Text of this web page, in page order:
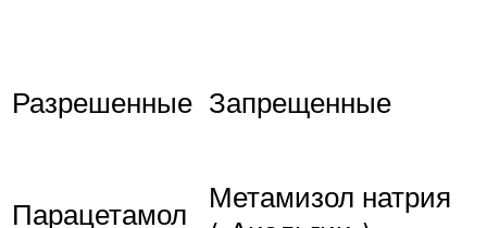
Разрешенные Запрещенные
Парацетамол
Метамизол натрия